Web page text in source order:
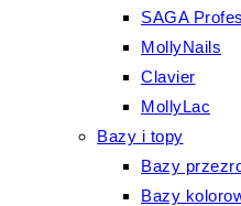
SAGA
MollyNails
Clavier
MollyLac
Bazy i topy
Bazy
Bazy